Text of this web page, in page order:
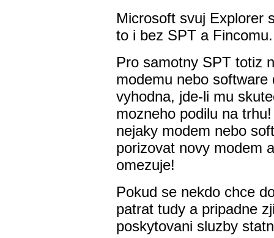
Microsoft svuj Explorer
to i bez SPT a Fincomu.
Pro samotny SPT totiz
modemu nebo
vyhodna, jde-li mu
mozneho podilu na
nejaky modem nebo
porizovat novy modem
omezuje!
Pokud se nekdo chce
patrat tudy a pripadne
poskytovani sluzby